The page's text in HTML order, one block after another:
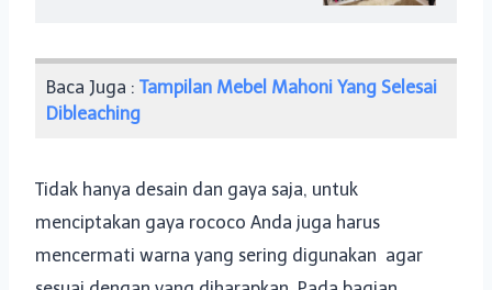
Baca Juga : Tampilan Mebel Mahoni Yang Selesai
Dibleaching
Tidak hanya desain dan gaya saja, untuk
menciptakan gaya rococo Anda juga harus
mencermati warna yang sering digunakan agar